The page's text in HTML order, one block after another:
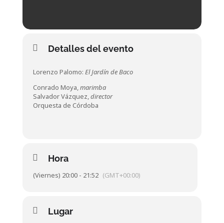
Detalles del evento
Lorenzo Palomo: El Jardín de Baco
Conrado Moya,marimba
Salvador Vázquez,director
Orquesta de Córdoba
Hora
(Viernes) 20:00 - 21:52 (GMT+00:00)
Lugar